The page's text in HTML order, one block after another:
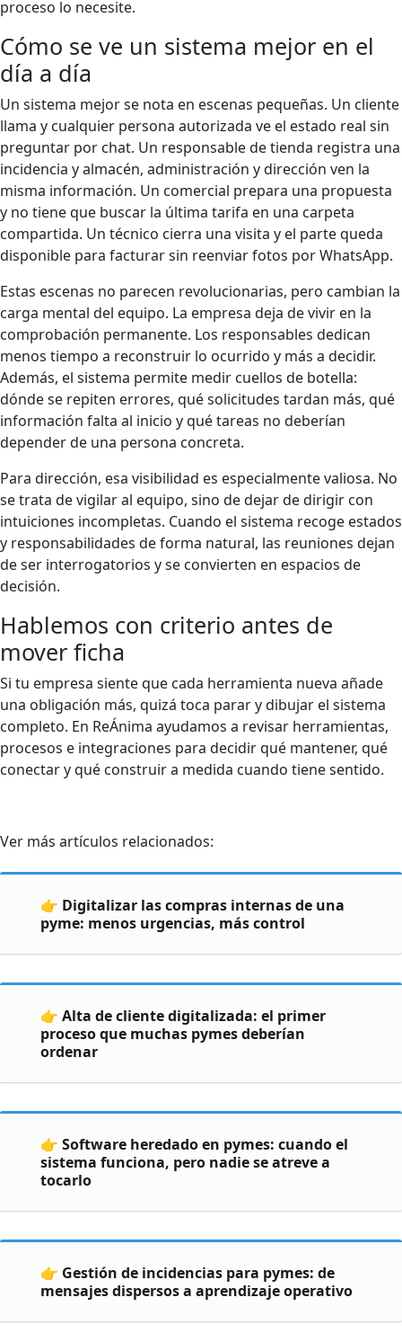
proceso lo necesite.
Cómo se ve un sistema mejor en el
día a día
Un sistema mejor se nota en escenas pequeñas. Un cliente
llama y cualquier persona autorizada ve el estado real sin
preguntar por chat. Un responsable de tienda registra una
incidencia y almacén, administración y dirección ven la
misma información. Un comercial prepara una propuesta
y no tiene que buscar la última tarifa en una carpeta
compartida. Un técnico cierra una visita y el parte queda
disponible para facturar sin reenviar fotos por WhatsApp.
Estas escenas no parecen revolucionarias, pero cambian la
carga mental del equipo. La empresa deja de vivir en la
comprobación permanente. Los responsables dedican
menos tiempo a reconstruir lo ocurrido y más a decidir.
Además, el sistema permite medir cuellos de botella:
dónde se repiten errores, qué solicitudes tardan más, qué
información falta al inicio y qué tareas no deberían
depender de una persona concreta.
Para dirección, esa visibilidad es especialmente valiosa. No
se trata de vigilar al equipo, sino de dejar de dirigir con
intuiciones incompletas. Cuando el sistema recoge estados
y responsabilidades de forma natural, las reuniones dejan
de ser interrogatorios y se convierten en espacios de
decisión.
Hablemos con criterio antes de
mover ficha
Si tu empresa siente que cada herramienta nueva añade
una obligación más, quizá toca parar y dibujar el sistema
completo. En ReÁnima ayudamos a revisar herramientas,
procesos e integraciones para decidir qué mantener, qué
conectar y qué construir a medida cuando tiene sentido.
Ver más artículos relacionados:
👉 Digitalizar las compras internas de una
pyme: menos urgencias, más control
👉 Alta de cliente digitalizada: el primer
proceso que muchas pymes deberían
ordenar
👉 Software heredado en pymes: cuando el
sistema funciona, pero nadie se atreve a
tocarlo
👉 Gestión de incidencias para pymes: de
mensajes dispersos a aprendizaje operativo